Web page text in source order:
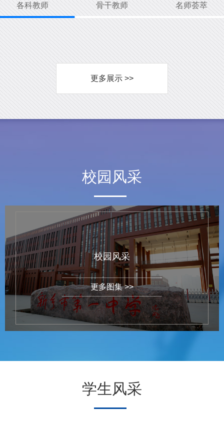
各科教师 骨干教师 名师荟萃
更多展示 >>
校园风采
校园风采
更多图集 >>
学生风采